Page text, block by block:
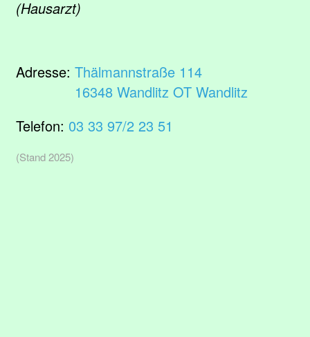
(Hausarzt)
Adresse: Thälmannstraße 114
16348 Wandlitz OT Wandlitz
Telefon: 03 33 97/2 23 51
(Stand 2025)